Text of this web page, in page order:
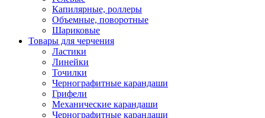
Капилярные, роллеры
Объемные, поворотные
Шариковые
Товары для черчения
Ластики
Линейки
Точилки
Чернографитные карандаши
Грифели
Механические карандаши
Чернографитные карандаши